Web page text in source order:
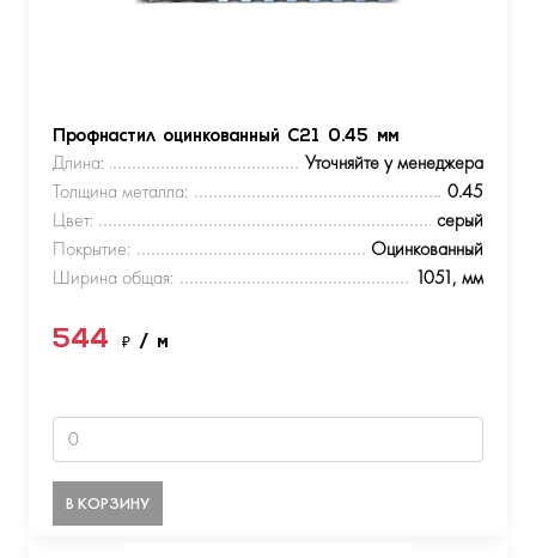
Профнастил оцинкованный С21 0.45 мм
Длина:
Уточняйте у менеджера
Толщина металла:
0.45
Цвет:
серый
Покрытие:
Оцинкованный
Ширина общая:
1051, мм
544 ₽ / м
В КОРЗИНУ